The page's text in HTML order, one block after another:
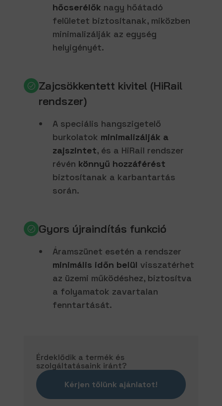
hőcserélők nagy hőátadó
felületet biztosítanak, miközben
minimalizálják az egység
helyigényét.
Zajcsökkentett kivitel (HiRail
rendszer)
A speciális hangszigetelő
burkolatok minimalizálják a
zajszintet, és a HiRail rendszer
révén könnyű hozzáférést
biztosítanak a karbantartás
során.
Gyors újraindítás funkció
Áramszünet esetén a rendszer
minimális időn belül visszatérhet
az üzemi működéshez, biztosítva
a folyamatok zavartalan
fenntartását.
Érdeklődik a termék és
szolgáltatásaink iránt?
Kérjen tőlünk ajánlatot!